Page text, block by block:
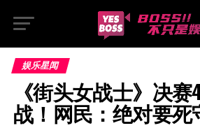
娱乐星闻
《街头女战士》决
战！网民：绝对要死